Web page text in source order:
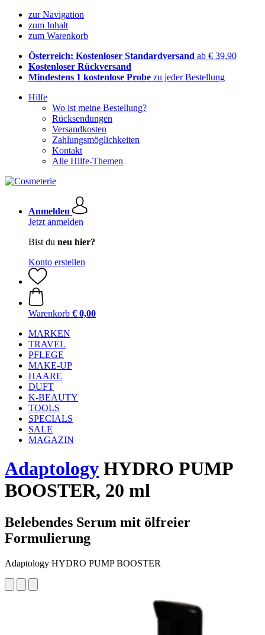
zur Navigation
zum Inhalt
zum Warenkorb
Österreich: Kostenloser Standardversand ab € 39,90
Kostenloser Rückversand
Mindestens 1 kostenlose Probe zu jeder Bestellung
Hilfe
Wo ist meine Bestellung?
Rücksendungen
Versandkosten
Zahlungsmöglichkeiten
Kontakt
Alle Hilfe-Themen
Anmelden
Jetzt anmelden
Bist du neu hier?
Konto erstellen
Warenkorb € 0,00
MARKEN
TRAVEL
PFLEGE
MAKE-UP
HAARE
DUFT
K-BEAUTY
TOOLS
SPECIALS
SALE
MAGAZIN
Adaptology HYDRO PUMP
BOOSTER, 20 ml
Belebendes Serum mit ölfreier
Formulierung
Adaptology HYDRO PUMP BOOSTER